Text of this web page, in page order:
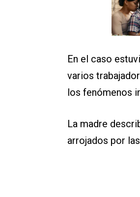
En el caso
varios
los fenómenos
La madre
arrojados por